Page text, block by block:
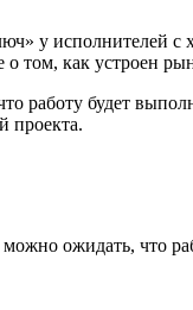
у исполнителей
о том, как устроен
работу будет
проекта.
ожидать, что